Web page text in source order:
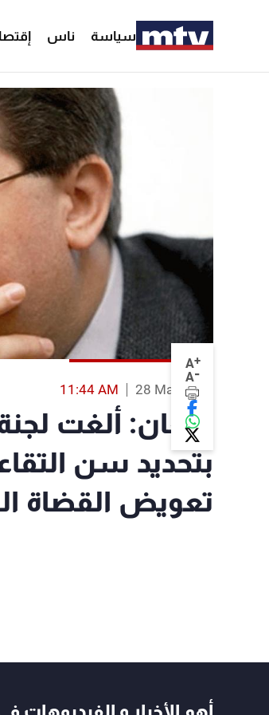
سياسة ناس
A+
A-
28 Mar 2018
11:44 AM
كنعان: ألغت
بتحديد سن
تعويض القضاة